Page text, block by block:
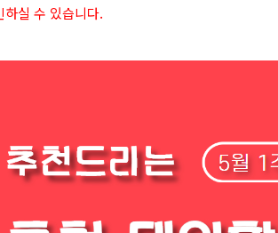
하실 수 있습니다.